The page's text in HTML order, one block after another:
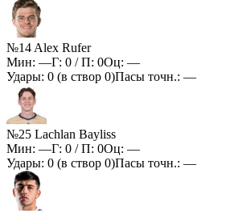
№14 Alex Rufer
Мин: —Г: 0 / П: 0Оц: —
Удары: 0 (в створ 0)Пасы точн.: —
№25 Lachlan Bayliss
Мин: —Г: 0 / П: 0Оц: —
Удары: 0 (в створ 0)Пасы точн.: —